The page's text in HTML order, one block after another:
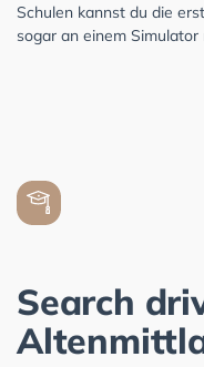
Schulen kannst du die
sogar an einem Simulator
Search